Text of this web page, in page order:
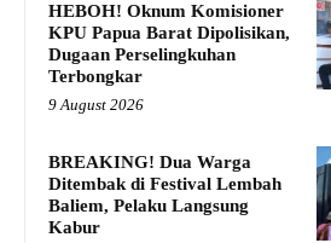
HEBOH! Oknum Komisioner
KPU Papua Barat Dipolisikan,
Dugaan Perselingkuhan
Terbongkar
9 August 2026
BREAKING! Dua Warga
Ditembak di Festival Lembah
Baliem, Pelaku Langsung
Kabur